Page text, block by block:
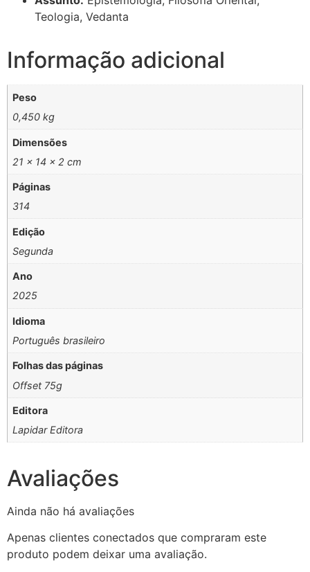
Teologia, Vedanta
Informação adicional
Peso
0,450 kg
Dimensões
21 × 14 × 2 cm
Páginas
314
Edição
Segunda
Ano
2025
Idioma
Português brasileiro
Folhas das páginas
Offset 75g
Editora
Lapidar Editora
Avaliações
Ainda não há avaliações
Apenas clientes conectados que compraram este
produto podem deixar uma avaliação.